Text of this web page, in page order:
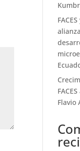
Flavio